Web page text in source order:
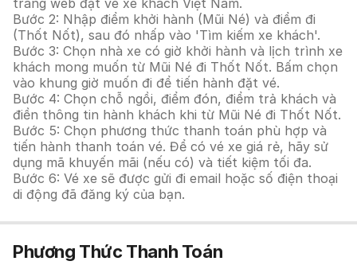
trang web đặt vé xe khách Việt Nam.
Bước 2: Nhập điểm khởi hành (Mũi Né) và điểm đi
(Thốt Nốt), sau đó nhấp vào 'Tìm kiếm xe khách'.
Bước 3: Chọn nhà xe có giờ khởi hành và lịch trình xe
khách mong muốn từ Mũi Né đi Thốt Nốt. Bấm chọn
vào khung giờ muốn đi để tiến hành đặt vé.
Bước 4: Chọn chỗ ngồi, điểm đón, điểm trả khách và
điền thông tin hành khách khi từ Mũi Né đi Thốt Nốt.
Bước 5: Chọn phương thức thanh toán phù hợp và
tiến hành thanh toán vé. Để có vé xe giá rẻ, hãy sử
dụng mã khuyến mãi (nếu có) và tiết kiệm tối đa.
Bước 6: Vé xe sẽ được gửi đi email hoặc số điện thoại
di động đã đăng ký của bạn.
Phương Thức Thanh Toán